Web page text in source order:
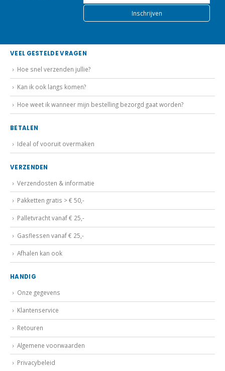
VEEL GESTELDE VRAGEN
Hoe snel verzenden jullie?
Kan ik ook langs komen?
Hoe weet ik wanneer mijn bestelling bezorgd gaat worden?
BETALEN
Ideal of vooruit overmaken
VERZENDEN
Verzendosten & informatie
Pakketten gratis > € 50,-
Palletvracht vanaf € 25,-
Gasflessen vanaf € 25,-
Afhalen kan ook
HANDIG
Onze gegevens
Klantenservice
Retouren
Algemene voorwaarden
Privacybeleid